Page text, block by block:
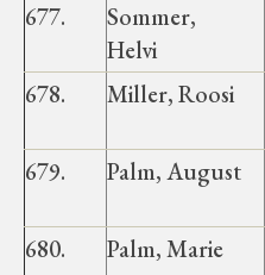
677.
Sommer,
Helvi
678.
Miller, Roosi
679. Palm, August
680. Palm, Marie